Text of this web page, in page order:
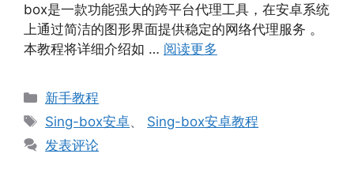
box是一款功能强大的跨平台代理工具，在安卓系统
上通过简洁的图形界面提供稳定的网络代理服务 。
本教程将详细介绍如 … 阅读更多
分
类
新手教程
标
签
Sing-box安卓、 Sing-box安卓教程
发表评论